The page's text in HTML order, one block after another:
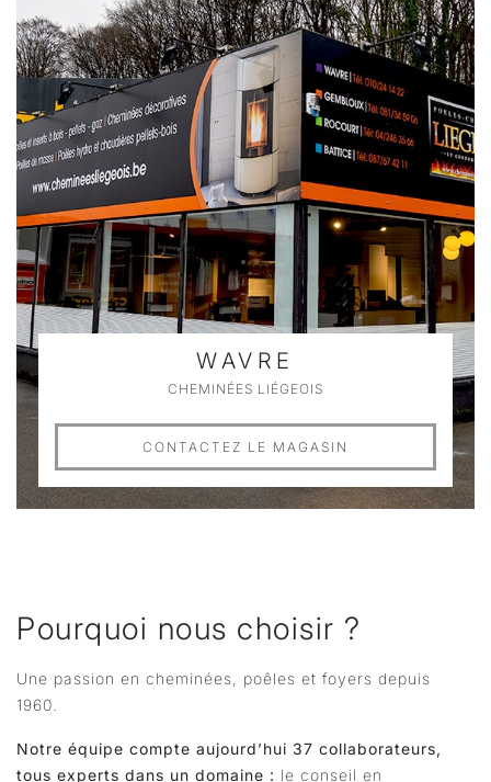
WAVRE
CHEMINÉES LIÉGEOIS
CONTACTEZ LE MAGASIN
Pourquoi nous choisir ?
Une passion en cheminées, poêles et foyers depuis
1960.
Notre équipe compte aujourd’hui 37 collaborateurs,
tous experts dans un domaine : le conseil en